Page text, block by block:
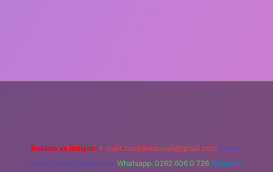
Reklam ve İletişim: E-mail: backlinkpaneli@gmail.com Teams:
forumhizmeti@gmail.com Whatsapp: 0262 606 0 726 Telegram: